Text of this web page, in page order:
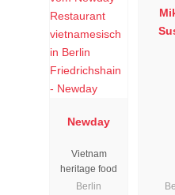
Newday
Vietnam
heritage food
Berlin